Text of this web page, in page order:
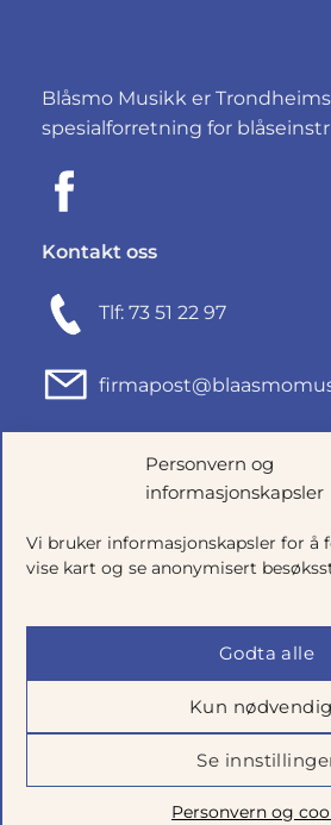
Personvern og
informasjonskapsler
Vi bruker informasjonskapsler for å
vise kart og se anonymisert
Godta alle
Kun
Se
Personvern og
Blåsmo Musikk er
spesialforretning for
Kontakt oss
Tlf: 73 51 22 97
Fjordgata 46, 7010
Salgsbetingelser|Personvern|
Utviklet av